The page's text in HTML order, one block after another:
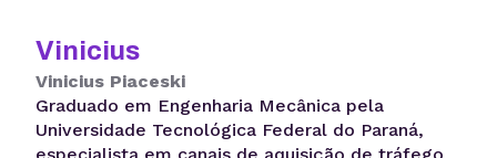
Vinicius
Vinicius Piaceski
Graduado em Engenharia Mecânica pela
Universidade Tecnológica Federal do Paraná,